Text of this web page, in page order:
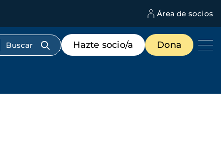
Área de socios
Menú
de
destacados
Hazte socio/a Dona